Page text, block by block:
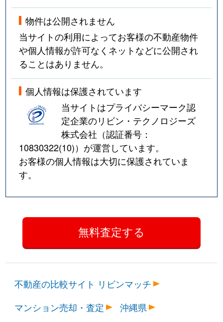
物件は公開されません
当サイトの利用によってお客様の不動産物件
や個人情報が許可なくネットなどに公開され
ることはありません。
個人情報は保護されています
当サイトはプライバシーマーク認
定企業のリビン・テクノロジーズ
株式会社（認証番号：
10830322(10)）が運営しています。
お客様の個人情報は大切に保護されていま
す。
不動産の比較サイト リビンマッチ
マンション売却・査定
沖縄県